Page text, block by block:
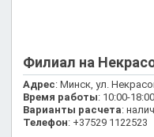
Филиал на
Адрес: Минск, ул.
Время работы: 10:00-
Варианты расчета:
Телефон: +37529 1122523